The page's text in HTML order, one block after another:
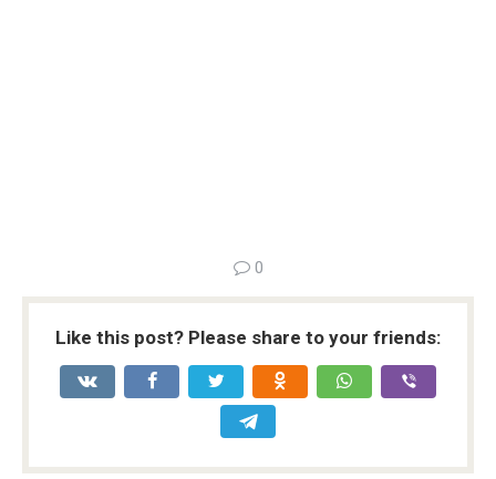
0
Like this post? Please share to your friends: